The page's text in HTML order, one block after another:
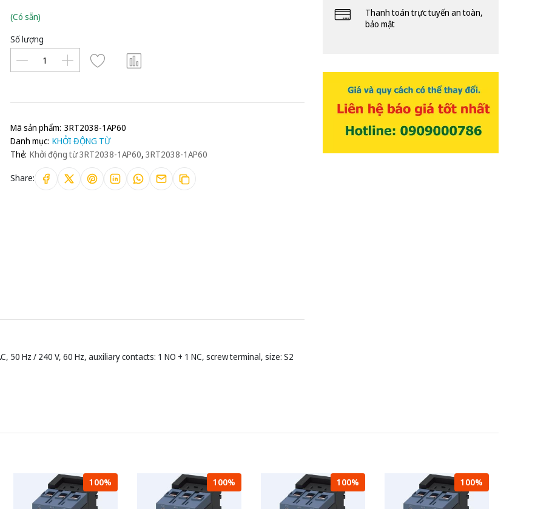
(Có sẵn)
Số lượng
Mã sản phẩm: 3RT2038-1AP60
Danh mục: KHỞI ĐỘNG TỪ
Thẻ: Khởi động từ 3RT2038-1AP60, 3RT2038-1AP60
Share:
50 Hz / 240 V, 60 Hz, auxiliary contacts: 1 NO + 1 NC, screw terminal, size: S2
Thanh toán trực tuyến an toàn,
bảo mật
100% 100% 100% 100%